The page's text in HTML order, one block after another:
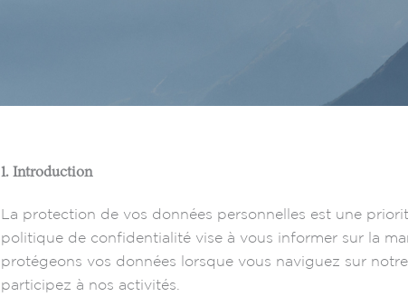
1. Introduction
La protection de vos données personnelles est une
politique de confidentialité vise à vous informer sur la
protégeons vos données lorsque vous naviguez sur
participez à nos activités.